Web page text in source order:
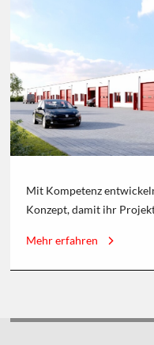
Mit Kompetenz
Konzept, damit ihr
Mehr erfahren